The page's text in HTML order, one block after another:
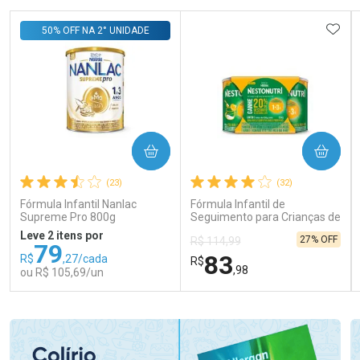
(23)
Fórmula Infantil Nanlac
Supreme Pro 800g
50% OFF NA 2° UNIDADE
Leve 2 itens por
R$79,27/cada
ou R$ 105,69/un
COMPRAR
(32)
Fórmula Infantil de
Seguimento para Crianças de
Primeira Infância Nestonutri
2 Unidades de 800g cada
R$ 114,99
R$83,98
27% OFF
COMPRAR
Laboratório
Por Menos